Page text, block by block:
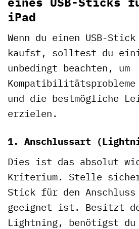
iPad
Wenn du einen USB-
kaufst, solltest du
unbedingt beachten, um
Kompatibilitätsprobleme
und die bestmögliche
erzielen.
1. Anschlussart
Dies ist das absolut
Kriterium. Stelle
Stick für den Anschluss
geeignet ist. Besitzt
Lightning, benötigst